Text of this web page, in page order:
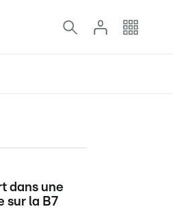
dans une
sur la B7